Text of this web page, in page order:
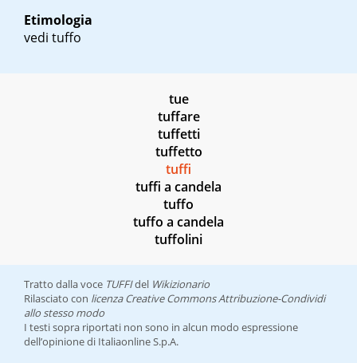
Etimologia
vedi tuffo
tue
tuffare
tuffetti
tuffetto
tuffi
tuffi a candela
tuffo
tuffo a candela
tuffolini
Tratto dalla voce TUFFIdel Wikizionario
Rilasciato con licenza Creative Commons Attribuzione-Condividi
allo stesso modo
I testi sopra riportati non sono in alcun modo espressione
dell’opinione di Italiaonline S.p.A.